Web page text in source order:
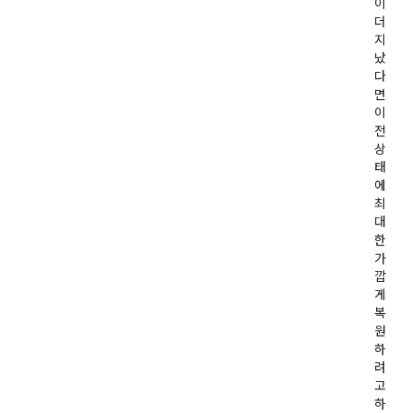
이
더
지
났
다
면
이
전
상
태
에
최
대
한
가
깝
게
복
원
하
려
고
하